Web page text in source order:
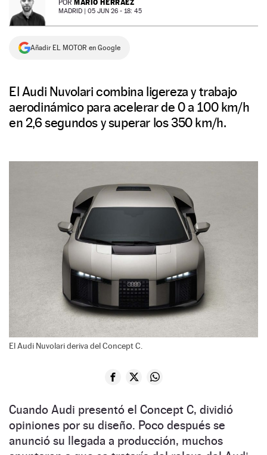
NEWSLETTER
SÍGUENOS
POR MARIO HERRÁEZ
MADRID | 05 JUN 26 - 18: 45
Añadir EL MOTOR en Google
El Audi Nuvolari combina ligereza y trabajo
aerodinámico para acelerar de 0 a 100 km/h
en 2,6 segundos y superar los 350 km/h.
El Audi Nuvolari deriva del Concept C.
Cuando Audi presentó el Concept C, dividió
opiniones por su diseño. Poco después se
anunció su llegada a producción, muchos